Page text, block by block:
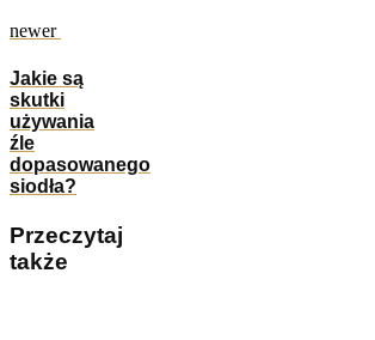
newer
Jakie są
skutki
używania
źle
dopasowanego
siodła?
Przeczytaj
także